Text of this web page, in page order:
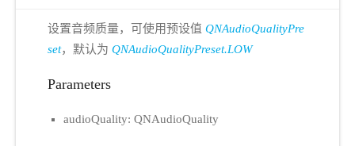
设置音频质量，可使用预设值 QNAudioQualityPre
set，默认为 QNAudioQualityPreset.LOW
Parameters
audioQuality: QNAudioQuality